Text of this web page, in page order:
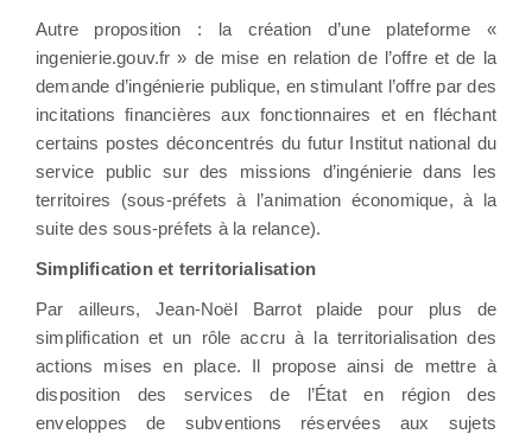
Autre proposition : la création d’une plateforme «
ingenierie.gouv.fr » de mise en relation de l’offre et de la
demande d’ingénierie publique, en stimulant l’offre par des
incitations financières aux fonctionnaires et en fléchant
certains postes déconcentrés du futur Institut national du
service public sur des missions d’ingénierie dans les
territoires (sous-préfets à l’animation économique, à la
suite des sous-préfets à la relance).
Simplification et territorialisation
Par ailleurs, Jean-Noël Barrot plaide pour plus de
simplification et un rôle accru à la territorialisation des
actions mises en place. Il propose ainsi de mettre à
disposition des services de l’État en région des
enveloppes de subventions réservées aux sujets